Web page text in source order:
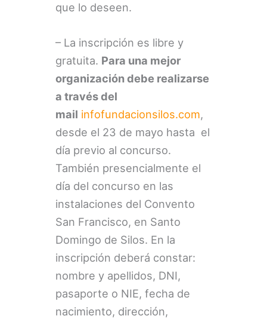
que lo deseen.
– La inscripción es libre y
gratuita. Para una mejor
organización debe realizarse
a través del
mail infofundacionsilos.com,
desde el 23 de mayo hasta el
día previo al concurso.
También presencialmente el
día del concurso en las
instalaciones del Convento
San Francisco, en Santo
Domingo de Silos. En la
inscripción deberá constar:
nombre y apellidos, DNI,
pasaporte o NIE, fecha de
nacimiento, dirección,